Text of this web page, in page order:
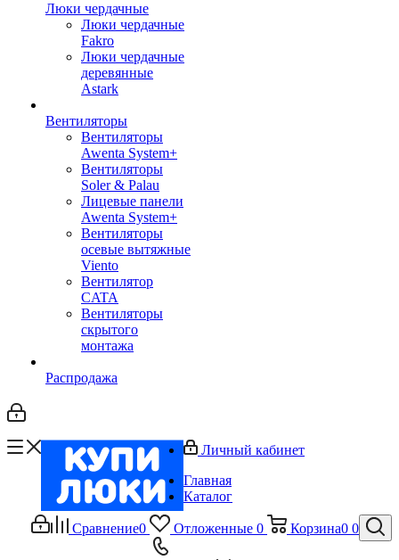
Люки чердачные
Люки чердачные
Fakro
Люки чердачные
деревянные
Astark
Вентиляторы
Вентиляторы
Awenta System+
Вентиляторы
Soler & Palau
Лицевые панели
Awenta System+
Вентиляторы
осевые вытяжные
Viento
Вентилятор
CATA
Вентиляторы
скрытого
монтажа
Распродажа
Сравнение0 Отложенные 0 Корзина0 0
Личный кабинет
Главная
Каталог